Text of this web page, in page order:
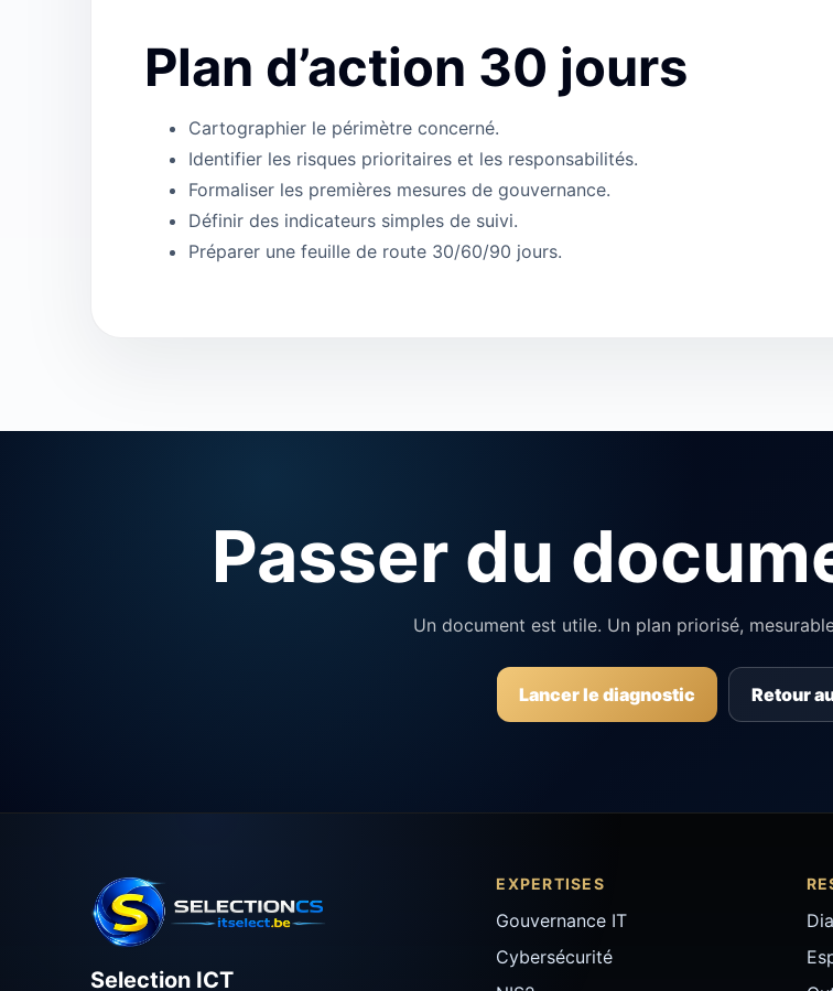
Plan d’action 30 jours
Cartographier le périmètre concerné.
Identifier les risques prioritaires et les responsabilités.
Formaliser les premières mesures de gouvernance.
Définir des indicateurs simples de suivi.
Préparer une feuille de route 30/60/90 jours.
Passer du
Un document est utile. Un plan priorisé,
Lancer le diagnostic Retour
Selection ICT
EXPERTISES
Gouvernance IT
Cybersécurité